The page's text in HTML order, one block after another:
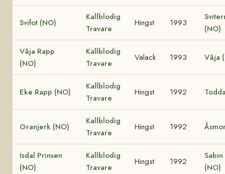
Svifot (NO)
Kallblodig
Travare
Hingst 1993
(NO)
Våja Rapp
(NO)
Kallblodig
Travare
Valack 1993 Våja
Eke Rapp (NO)
Kallblodig
Travare
Hingst 1992
Granjerk (NO)
Kallblodig
Travare
Hingst 1992
Isdal Prinsen
(NO)
Kallblodig
Travare
Hingst 1992
Sabin
(NO)